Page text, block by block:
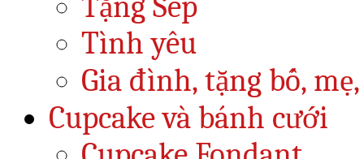
Tình yêu
Gia đình, tặng bố,
Cupcake và bánh cưới